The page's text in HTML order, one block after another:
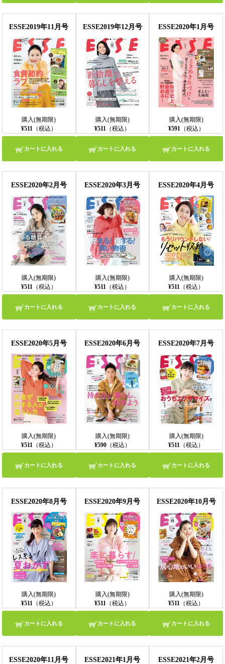
ESSE2019年11月号
購入(無期限)
¥511（税込）
カートに入れる
ESSE2019年12月号
購入(無期限)
¥511 （税込）
カートに入れる
ESSE2020年1月号
購入(無期限)
¥591（税込）
カートに入れる
ESSE2020年2月号
購入(無期限)
¥511（税込）
カートに入れる
ESSE2020年3月号
購入(無期限)
¥511 （税込）
カートに入れる
ESSE2020年4月号
購入(無期限)
¥511 （税込）
カートに入れる
ESSE2020年5月号
購入(無期限)
¥511（税込）
カートに入れる
ESSE2020年6月号
購入(無期限)
¥590（税込）
カートに入れる
ESSE2020年7月号
購入(無期限)
¥511 （税込）
カートに入れる
ESSE2020年8月号
購入(無期限)
¥511（税込）
カートに入れる
ESSE2020年9月号
購入(無期限)
¥511 （税込）
カートに入れる
ESSE2020年10月号
購入(無期限)
¥511 （税込）
カートに入れる
ESSE2020年11月号 ESSE2021年1月号 ESSE2021年2月号